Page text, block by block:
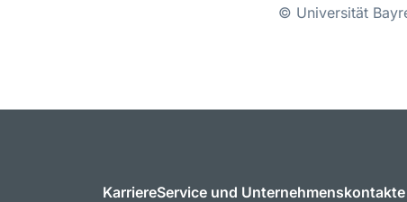
© Universität
KarriereService und Unternehmenskontakte